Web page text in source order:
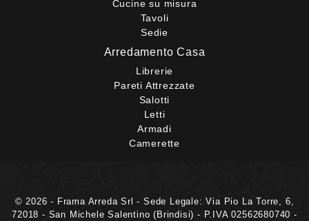
Cucine su misura
Tavoli
Sedie
Arredamento Casa
Librerie
Pareti Attrezzate
Salotti
Letti
Armadi
Camerette
© 2026 - Frama Arreda Srl - Sede Legale: Via Pio La Torre, 6,
72018 - San Michele Salentino (Brindisi) - P.IVA 02562680740 -